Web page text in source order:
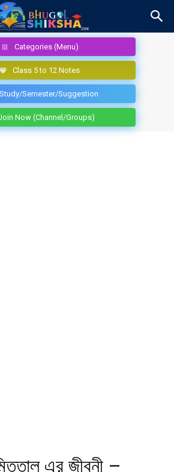
Categories (Menu)
Class 5 to 12 Notes
Study/Semester/Suggestion
Now (Channel/Groups)
এর জীবনী –